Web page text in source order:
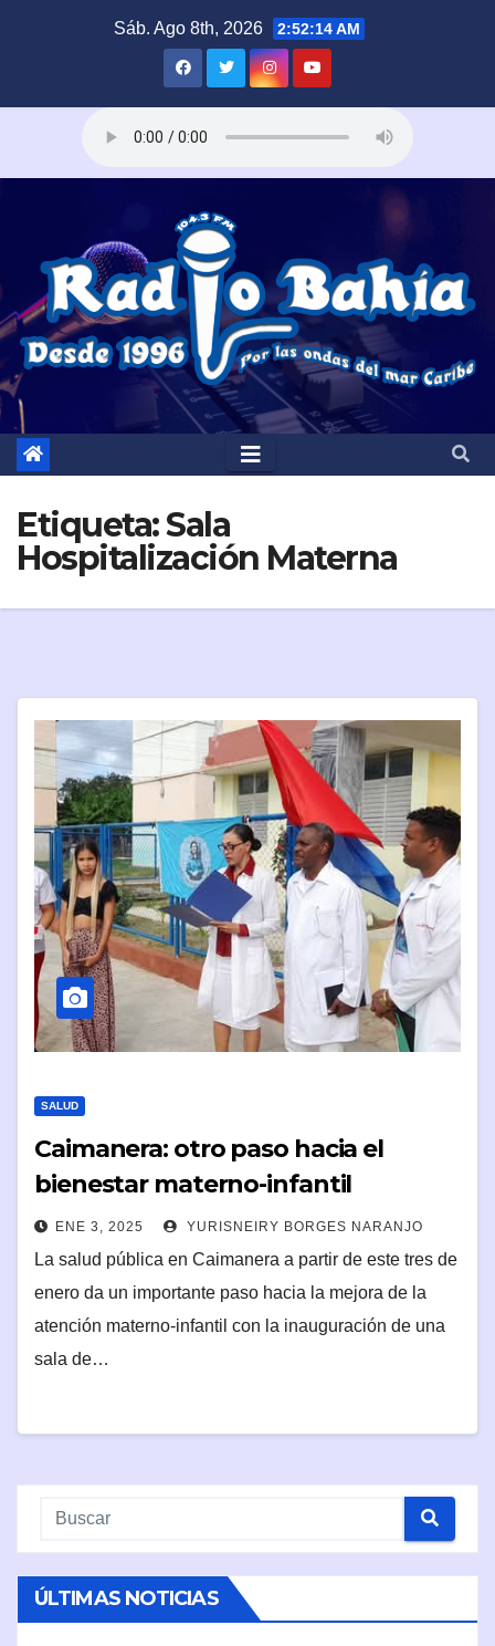
Sáb. Ago 8th, 2026 2:52:15 AM
Etiqueta:Sala
Hospitalización Materna
SALUD
Caimanera: otro paso hacia el
bienestar materno-infantil
ENE 3, 2025 YURISNEIRY BORGES NARANJO
La salud pública en Caimanera a partir de este tres de
enero da un importante paso hacia la mejora de la
atención materno-infantil con la inauguración de una
sala de…
ÚLTIMAS NOTICIAS